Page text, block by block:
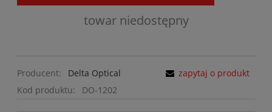
towar niedostępny
Producent:
Delta Optical
Kod produktu:
DO-1202
zapytaj o produkt